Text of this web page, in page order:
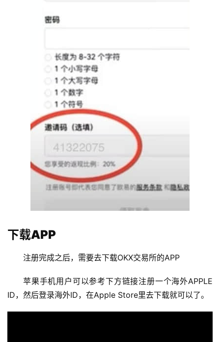
下载APP
注册完成之后，需要去下载OKX交易所的APP
苹果手机用户可以参考下方链接注册一个海外APPLE
ID，然后登录海外ID，在Apple Store里去下载就可以了。